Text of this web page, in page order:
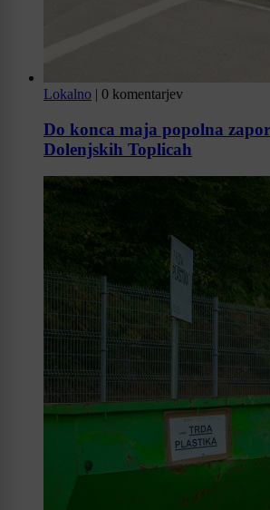
Lokalno | 0 komentarjev
Do konca maja popolna
Dolenjskih Toplicah